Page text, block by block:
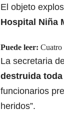
El objeto
Hospital Niña
Puede leer: Cuatro
La secretaria
destruida
funcionarios
heridos”.